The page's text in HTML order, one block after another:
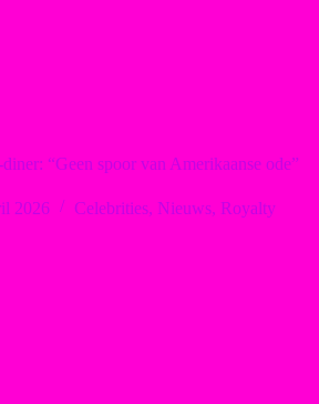
“Geen spoor van Amerikaanse ode”
2026 Celebrities, Nieuws, Royalty